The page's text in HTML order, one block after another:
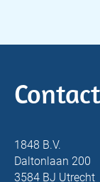
Contact
1848 B.V.
Daltonlaan 200
3584 BJ Utrecht